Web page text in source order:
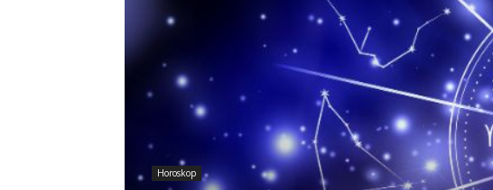
Horoskop